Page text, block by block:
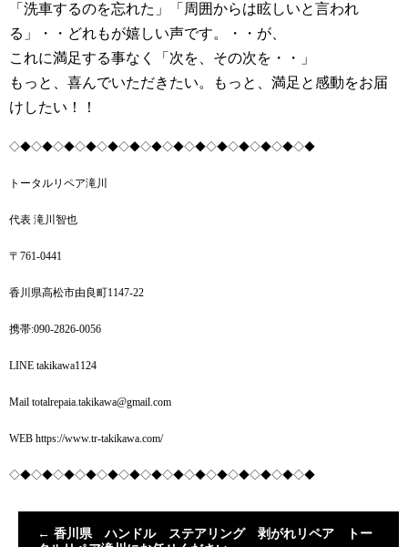
「洗車するのを忘れた」「周囲からは眩しいと言われ
る」・・どれもが嬉しい声です。・・が、
これに満足する事なく「次を、その次を・・」
もっと、喜んでいただきたい。もっと、満足と感動をお届
けしたい！！
◇◆◇◆◇◆◇◆◇◆◇◆◇◆◇◆◇◆◇◆◇◆◇◆◇◆◇◆
トータルリペア滝川
代表 滝川智也
〒761-0441
香川県高松市由良町1147-22
携帯:090-2826-0056
LINE takikawa1124
Mail totalrepaia.takikawa@gmail.com
WEB https://www.tr-takikawa.com/
◇◆◇◆◇◆◇◆◇◆◇◆◇◆◇◆◇◆◇◆◇◆◇◆◇◆◇◆
← 香川県 ハンドル ステアリング 剥がれリペア トー